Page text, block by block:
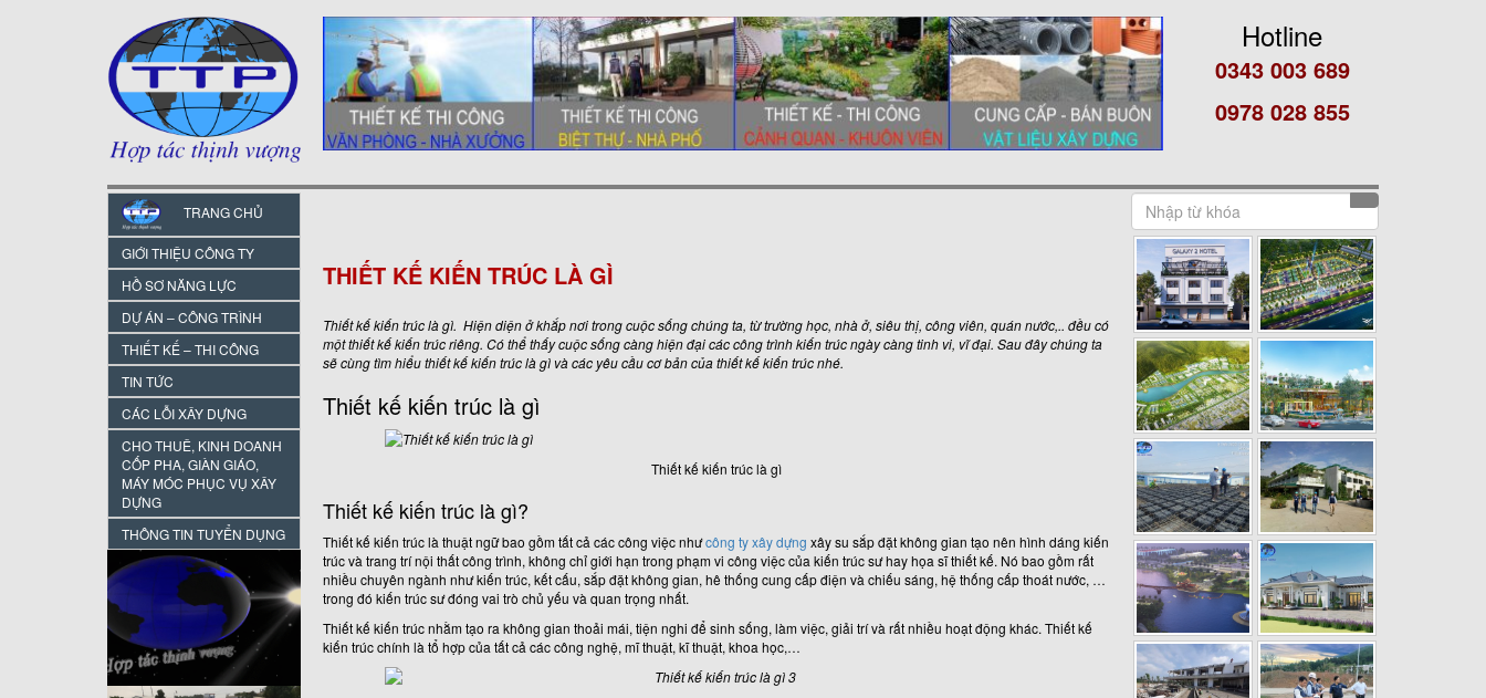
Hotline
0343 003 689
0978 028 855
TRANG CHỦ
GIỚI THIỆU CÔNG TY
HỒ SƠ NĂNG LỰC
DỰ ÁN – CÔNG TRÌNH
THIẾT KẾ – THI CÔNG
TIN TỨC
CÁC LỖI XÂY DỰNG
CHO THUÊ, KINH DOANH
CỐP PHA, GIÀN GIÁO,
MÁY MÓC PHỤC VỤ XÂY
DỰNG
THÔNG TIN TUYỂN DỤNG
THIẾT KẾ KIẾN TRÚC LÀ GÌ
Thiết kế kiến trúc là gì. Hiện diện ở khắp nơi trong cuộc sống chúng ta, từ trường học, nhà ở, siêu thị, công viên, quán nước,.. đều có
một thiết kế kiến trúc riêng. Có thể thấy cuộc sống càng hiện đại các công trình kiến trúc ngày càng tinh vi, vĩ đại. Sau đây chúng ta
sẽ cùng tìm hiểu thiết kế kiến trúc là gì và các yêu cầu cơ bản của thiết kế kiến trúc nhé.
Thiết kế kiến trúc là gì
Thiết kế kiến trúc là gì
Thiết kế kiến trúc là gì?
Thiết kế kiến trúc là thuật ngữ bao gồm tất cả các công việc nhưcông ty xây dựng xây su sắp đặt không gian tạo nên hình dáng kiến
trúc và trang trí nội thất công trình, không chỉ giới hạn trong phạm vi công việc của kiến trúc sư hay họa sĩ thiết kế. Nó bao gồm rất
nhiều chuyên ngành như kiến trúc, kết cấu, sắp đặt không gian, hê thống cung cấp điện và chiếu sáng, hệ thống cấp thoát nước, …
trong đó kiến trúc sư đóng vai trò chủ yếu và quan trọng nhất.
Thiết kế kiến trúc nhằm tạo ra không gian thoải mái, tiện nghi để sinh sống, làm việc, giải trí và rất nhiều hoạt động khác. Thiết kế
kiến trúc chính là tổ hợp của tất cả các công nghệ, mĩ thuật, kĩ thuật, khoa học,…